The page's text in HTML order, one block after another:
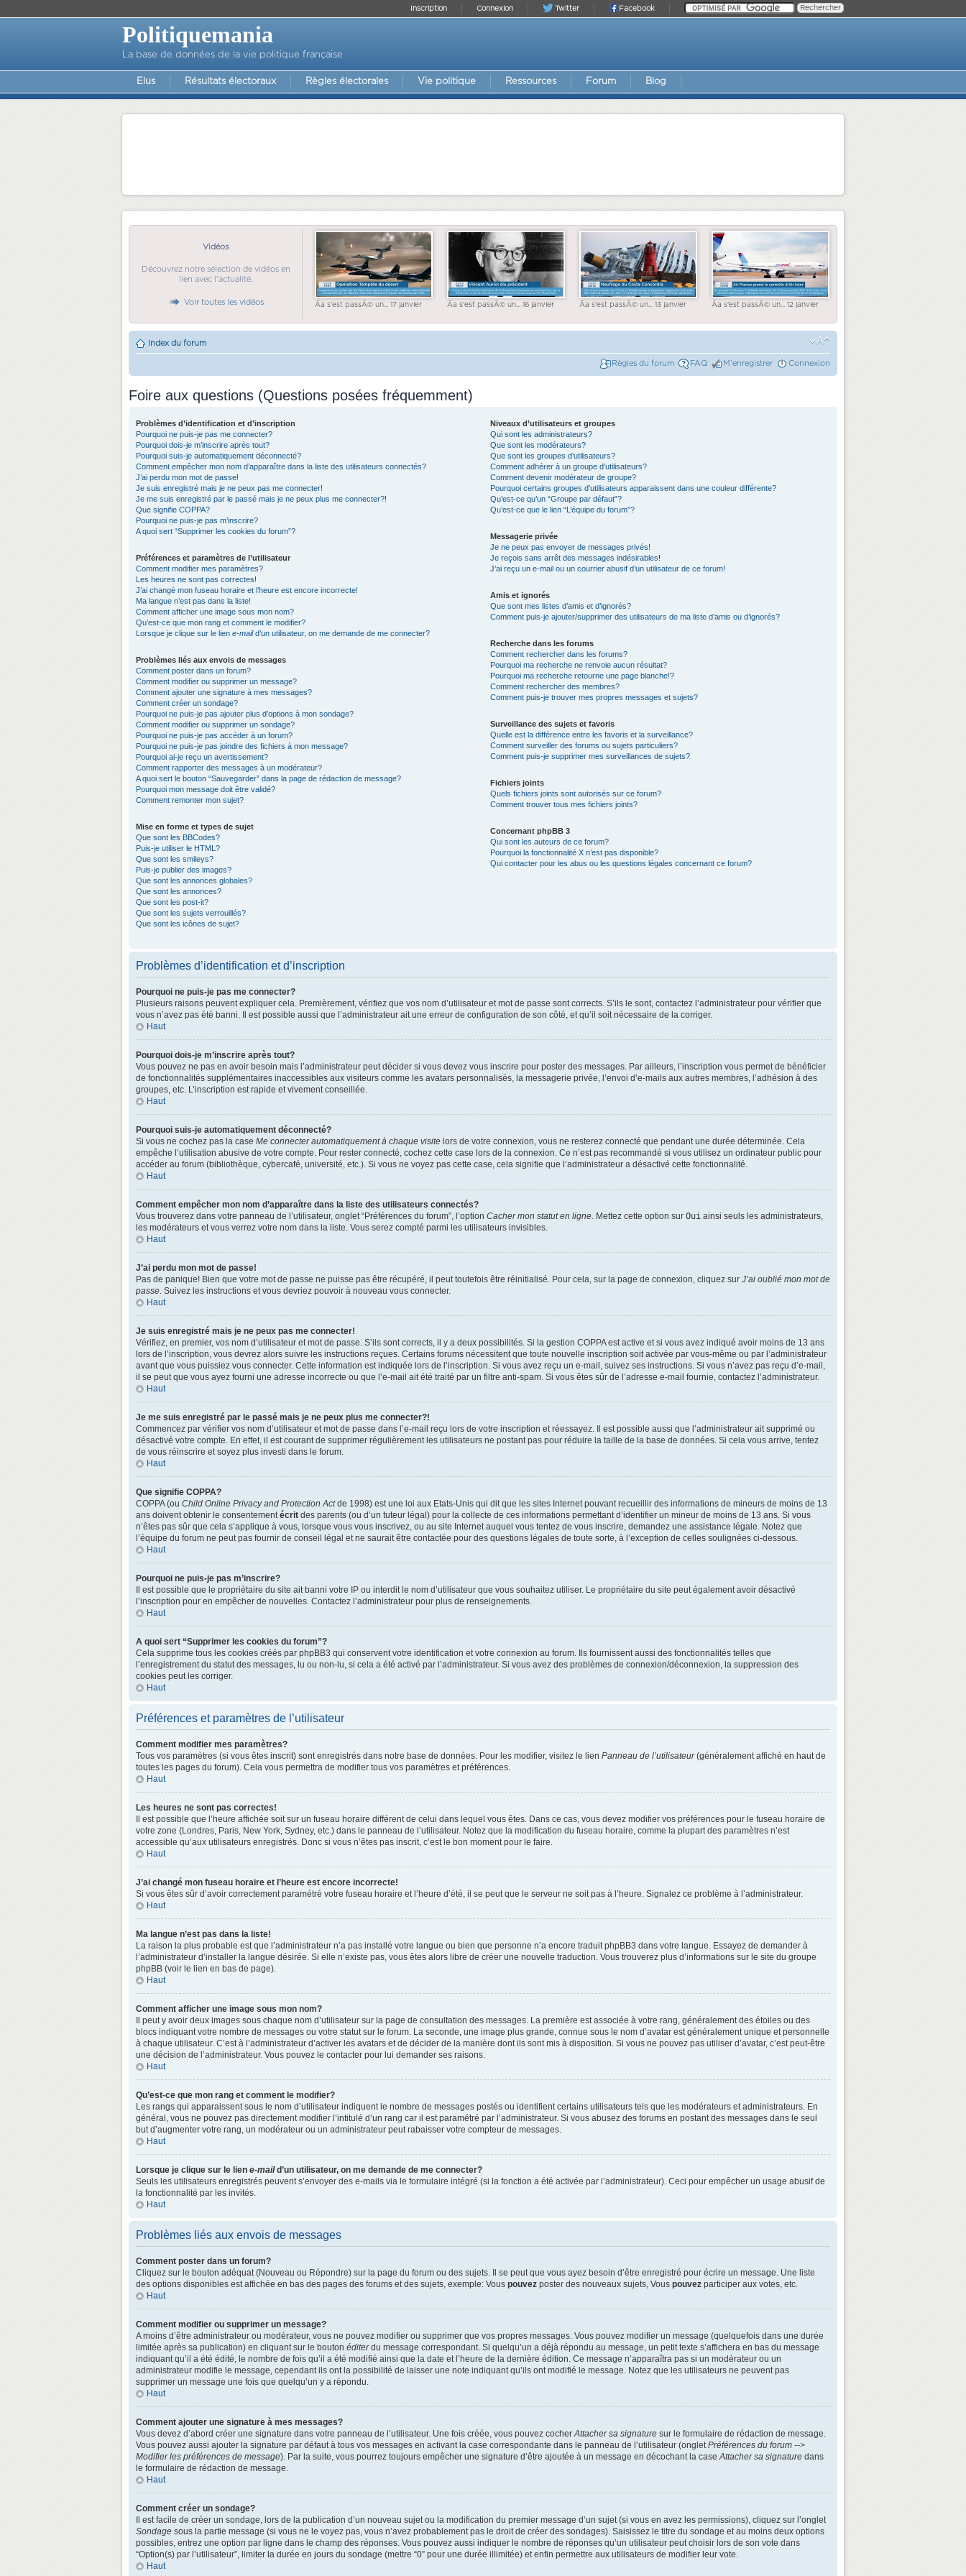
Facebook
Twitter
Connexion
Inscription
Politiquemania
La base de données de la vie politique française
Elus Résultats électoraux Règles électorales Vie politique Ressources Forum Blog
Vidéos
Découvrez notre sélection de vidéos en
lien avec l'actualité.
Voir toutes les vidéos Ãa s'est passÃ© un... 17 janvier Ãa s'est passÃ© un... 16 janvier Ãa s'est passÃ© un... 13 janvier Ãa s'est passÃ© un... 12 janvier
Index du forum
Règles du forum FAQ M’enregistrer Connexion
Foire aux questions (Questions posées fréquemment)
Problèmes d’identification et d’inscription
Pourquoi ne puis-je pas me connecter?
Pourquoi dois-je m’inscrire après tout?
Pourquoi suis-je automatiquement déconnecté?
Comment empêcher mon nom d’apparaître dans la liste des utilisateurs connectés?
J’ai perdu mon mot de passe!
Je suis enregistré mais je ne peux pas me connecter!
Je me suis enregistré par le passé mais je ne peux plus me connecter?!
Que signifie COPPA?
Pourquoi ne puis-je pas m’inscrire?
A quoi sert “Supprimer les cookies du forum”?
Préférences et paramètres de l’utilisateur
Comment modifier mes paramètres?
Les heures ne sont pas correctes!
J’ai changé mon fuseau horaire et l’heure est encore incorrecte!
Ma langue n’est pas dans la liste!
Comment afficher une image sous mon nom?
Qu’est-ce que mon rang et comment le modifier?
Lorsque je clique sur le lien e-maild’un utilisateur, on me demande de me connecter?
Problèmes liés aux envois de messages
Comment poster dans un forum?
Comment modifier ou supprimer un message?
Comment ajouter une signature à mes messages?
Comment créer un sondage?
Pourquoi ne puis-je pas ajouter plus d’options à mon sondage?
Comment modifier ou supprimer un sondage?
Pourquoi ne puis-je pas accéder à un forum?
Pourquoi ne puis-je pas joindre des fichiers à mon message?
Pourquoi ai-je reçu un avertissement?
Comment rapporter des messages à un modérateur?
A quoi sert le bouton “Sauvegarder” dans la page de rédaction de message?
Pourquoi mon message doit être validé?
Comment remonter mon sujet?
Mise en forme et types de sujet
Que sont les BBCodes?
Puis-je utiliser le HTML?
Que sont les smileys?
Puis-je publier des images?
Que sont les annonces globales?
Que sont les annonces?
Que sont les post-it?
Que sont les sujets verrouillés?
Que sont les icônes de sujet?
Niveaux d’utilisateurs et groupes
Qui sont les administrateurs?
Que sont les modérateurs?
Que sont les groupes d’utilisateurs?
Comment adhérer à un groupe d’utilisateurs?
Comment devenir modérateur de groupe?
Pourquoi certains groupes d’utilisateurs apparaissent dans une couleur différente?
Qu’est-ce qu’un “Groupe par défaut”?
Qu’est-ce que le lien “L’équipe du forum”?
Messagerie privée
Je ne peux pas envoyer de messages privés!
Je reçois sans arrêt des messages indésirables!
J’ai reçu un e-mail ou un courrier abusif d’un utilisateur de ce forum!
Amis et ignorés
Que sont mes listes d’amis et d’ignorés?
Comment puis-je ajouter/supprimer des utilisateurs de ma liste d’amis ou d’ignorés?
Recherche dans les forums
Comment rechercher dans les forums?
Pourquoi ma recherche ne renvoie aucun résultat?
Pourquoi ma recherche retourne une page blanche!?
Comment rechercher des membres?
Comment puis-je trouver mes propres messages et sujets?
Surveillance des sujets et favoris
Quelle est la différence entre les favoris et la surveillance?
Comment surveiller des forums ou sujets particuliers?
Comment puis-je supprimer mes surveillances de sujets?
Fichiers joints
Quels fichiers joints sont autorisés sur ce forum?
Comment trouver tous mes fichiers joints?
Concernant phpBB 3
Qui sont les auteurs de ce forum?
Pourquoi la fonctionnalité X n’est pas disponible?
Qui contacter pour les abus ou les questions légales concernant ce forum?
Problèmes d’identification et d’inscription
Pourquoi ne puis-je pas me connecter?
Plusieurs raisons peuvent expliquer cela. Premièrement, vérifiez que vos nom d’utilisateur et mot de passe sont corrects. S’ils le sont, contactez l’administrateur pour vérifier que
vous n’avez pas été banni. Il est possible aussi que l’administrateur ait une erreur de configuration de son côté, et qu’il soit nécessaire de la corriger.
Haut
Pourquoi dois-je m’inscrire après tout?
Vous pouvez ne pas en avoir besoin mais l’administrateur peut décider si vous devez vous inscrire pour poster des messages. Par ailleurs, l’inscription vous permet de bénéficier
de fonctionnalités supplémentaires inaccessibles aux visiteurs comme les avatars personnalisés, la messagerie privée, l’envoi d’e-mails aux autres membres, l’adhésion à des
groupes, etc. L’inscription est rapide et vivement conseillée.
Haut
Pourquoi suis-je automatiquement déconnecté?
Si vous ne cochez pas la case Me connecter automatiquement à chaque visite lors de votre connexion, vous ne resterez connecté que pendant une durée déterminée. Cela
empêche l’utilisation abusive de votre compte. Pour rester connecté, cochez cette case lors de la connexion. Ce n’est pas recommandé si vous utilisez un ordinateur public pour
accéder au forum (bibliothèque, cybercafé, université, etc.). Si vous ne voyez pas cette case, cela signifie que l’administrateur a désactivé cette fonctionnalité.
Haut
Comment empêcher mon nom d’apparaître dans la liste des utilisateurs connectés?
Vous trouverez dans votre panneau de l’utilisateur, onglet “Préférences du forum”, l’option Cacher mon statut en ligne. Mettez cette option sur Oui ainsi seuls les administrateurs,
les modérateurs et vous verrez votre nom dans la liste. Vous serez compté parmi les utilisateurs invisibles.
Haut
J’ai perdu mon mot de passe!
Pas de panique! Bien que votre mot de passe ne puisse pas être récupéré, il peut toutefois être réinitialisé. Pour cela, sur la page de connexion, cliquez sur J’ai oublié mon mot de
passe. Suivez les instructions et vous devriez pouvoir à nouveau vous connecter.
Haut
Je suis enregistré mais je ne peux pas me connecter!
Vérifiez, en premier, vos nom d’utilisateur et mot de passe. S’ils sont corrects, il y a deux possibilités. Si la gestion COPPA est active et si vous avez indiqué avoir moins de 13 ans
lors de l’inscription, vous devrez alors suivre les instructions reçues. Certains forums nécessitent que toute nouvelle inscription soit activée par vous-même ou par l’administrateur
avant que vous puissiez vous connecter. Cette information est indiquée lors de l’inscription. Si vous avez reçu un e-mail, suivez ses instructions. Si vous n’avez pas reçu d’e-mail,
il se peut que vous ayez fourni une adresse incorrecte ou que l’e-mail ait été traité par un filtre anti-spam. Si vous êtes sûr de l’adresse e-mail fournie, contactez l’administrateur.
Haut
Je me suis enregistré par le passé mais je ne peux plus me connecter?!
Commencez par vérifier vos nom d’utilisateur et mot de passe dans l’e-mail reçu lors de votre inscription et réessayez. Il est possible aussi que l’administrateur ait supprimé ou
désactivé votre compte. En effet, il est courant de supprimer régulièrement les utilisateurs ne postant pas pour réduire la taille de la base de données. Si cela vous arrive, tentez
de vous réinscrire et soyez plus investi dans le forum.
Haut
Que signifie COPPA?
COPPA (ou Child Online Privacy and Protection Actde 1998) est une loi aux Etats-Unis qui dit que les sites Internet pouvant recueillir des informations de mineurs de moins de 13
ans doivent obtenir le consentementécrit des parents (ou d’un tuteur légal) pour la collecte de ces informations permettant d’identifier un mineur de moins de 13 ans. Si vous
n’êtes pas sûr que cela s’applique à vous, lorsque vous vous inscrivez, ou au site Internet auquel vous tentez de vous inscrire, demandez une assistance légale. Notez que
l’équipe du forum ne peut pas fournir de conseil légal et ne saurait être contactée pour des questions légales de toute sorte, à l’exception de celles soulignées ci-dessous.
Haut
Pourquoi ne puis-je pas m’inscrire?
Il est possible que le propriétaire du site ait banni votre IP ou interdit le nom d’utilisateur que vous souhaitez utiliser. Le propriétaire du site peut également avoir désactivé
l’inscription pour en empêcher de nouvelles. Contactez l’administrateur pour plus de renseignements.
Haut
A quoi sert “Supprimer les cookies du forum”?
Cela supprime tous les cookies créés par phpBB3 qui conservent votre identification et votre connexion au forum. Ils fournissent aussi des fonctionnalités telles que
l’enregistrement du statut des messages, lu ou non-lu, si cela a été activé par l’administrateur. Si vous avez des problèmes de connexion/déconnexion, la suppression des
cookies peut les corriger.
Haut
Préférences et paramètres de l’utilisateur
Comment modifier mes paramètres?
Tous vos paramètres (si vous êtes inscrit) sont enregistrés dans notre base de données. Pour les modifier, visitez le lien Panneau de l’utilisateur(généralement affiché en haut de
toutes les pages du forum). Cela vous permettra de modifier tous vos paramètres et préférences.
Haut
Les heures ne sont pas correctes!
Il est possible que l’heure affichée soit sur un fuseau horaire différent de celui dans lequel vous êtes. Dans ce cas, vous devez modifier vos préférences pour le fuseau horaire de
votre zone (Londres, Paris, New York, Sydney, etc.) dans le panneau de l’utilisateur. Notez que la modification du fuseau horaire, comme la plupart des paramètres n’est
accessible qu’aux utilisateurs enregistrés. Donc si vous n’êtes pas inscrit, c’est le bon moment pour le faire.
Haut
J’ai changé mon fuseau horaire et l’heure est encore incorrecte!
Si vous êtes sûr d’avoir correctement paramétré votre fuseau horaire et l’heure d’été, il se peut que le serveur ne soit pas à l’heure. Signalez ce problème à l’administrateur.
Haut
Ma langue n’est pas dans la liste!
La raison la plus probable est que l’administrateur n’a pas installé votre langue ou bien que personne n’a encore traduit phpBB3 dans votre langue. Essayez de demander à
l’administrateur d’installer la langue désirée. Si elle n’existe pas, vous êtes alors libre de créer une nouvelle traduction. Vous trouverez plus d’informations sur le site du groupe
phpBB (voir le lien en bas de page).
Haut
Comment afficher une image sous mon nom?
Il peut y avoir deux images sous chaque nom d’utilisateur sur la page de consultation des messages. La première est associée à votre rang, généralement des étoiles ou des
blocs indiquant votre nombre de messages ou votre statut sur le forum. La seconde, une image plus grande, connue sous le nom d’avatar est généralement unique et personnelle
à chaque utilisateur. C’est à l’administrateur d’activer les avatars et de décider de la manière dont ils sont mis à disposition. Si vous ne pouvez pas utiliser d’avatar, c’est peut-être
une décision de l’administrateur. Vous pouvez le contacter pour lui demander ses raisons.
Haut
Qu’est-ce que mon rang et comment le modifier?
Les rangs qui apparaissent sous le nom d’utilisateur indiquent le nombre de messages postés ou identifient certains utilisateurs tels que les modérateurs et administrateurs. En
général, vous ne pouvez pas directement modifier l’intitulé d’un rang car il est paramétré par l’administrateur. Si vous abusez des forums en postant des messages dans le seul
but d’augmenter votre rang, un modérateur ou un administrateur peut rabaisser votre compteur de messages.
Haut
Lorsque je clique sur le lien e-maild’un utilisateur, on me demande de me connecter?
Seuls les utilisateurs enregistrés peuvent s’envoyer des e-mails via le formulaire intégré (si la fonction a été activée par l’administrateur). Ceci pour empêcher un usage abusif de
la fonctionnalité par les invités.
Haut
Problèmes liés aux envois de messages
Comment poster dans un forum?
Cliquez sur le bouton adéquat (Nouveau ou Répondre) sur la page du forum ou des sujets. Il se peut que vous ayez besoin d’être enregistré pour écrire un message. Une liste
des options disponibles est affichée en bas des pages des forums et des sujets, exemple: Vous pouvez poster des nouveaux sujets, Vous pouvez participer aux votes, etc.
Haut
Comment modifier ou supprimer un message?
A moins d’être administrateur ou modérateur, vous ne pouvez modifier ou supprimer que vos propres messages. Vous pouvez modifier un message (quelquefois dans une durée
limitée après sa publication) en cliquant sur le bouton éditerdu message correspondant. Si quelqu’un a déjà répondu au message, un petit texte s’affichera en bas du message
indiquant qu’il a été édité, le nombre de fois qu’il a été modifié ainsi que la date et l’heure de la dernière édition. Ce message n’apparaîtra pas si un modérateur ou un
administrateur modifie le message, cependant ils ont la possibilité de laisser une note indiquant qu’ils ont modifié le message. Notez que les utilisateurs ne peuvent pas
supprimer un message une fois que quelqu’un y a répondu.
Haut
Comment ajouter une signature à mes messages?
Vous devez d’abord créer une signature dans votre panneau de l’utilisateur. Une fois créée, vous pouvez cocherAttacher sa signature sur le formulaire de rédaction de message.
Vous pouvez aussi ajouter la signature par défaut à tous vos messages en activant la case correspondante dans le panneau de l’utilisateur (ongletPréférences du forum -->
Modifier les préférences de message). Par la suite, vous pourrez toujours empêcher une signature d’être ajoutée à un message en décochant la caseAttacher sa signature dans
le formulaire de rédaction de message.
Haut
Comment créer un sondage?
Il est facile de créer un sondage, lors de la publication d’un nouveau sujet ou la modification du premier message d’un sujet (si vous en avez les permissions), cliquez sur l’onglet
Sondage sous la partie message (si vous ne le voyez pas, vous n’avez probablement pas le droit de créer des sondages). Saisissez le titre du sondage et au moins deux options
possibles, entrez une option par ligne dans le champ des réponses. Vous pouvez aussi indiquer le nombre de réponses qu’un utilisateur peut choisir lors de son vote dans
“Option(s) par l’utilisateur”, limiter la durée en jours du sondage (mettre “0” pour une durée illimitée) et enfin permettre aux utilisateurs de modifier leur vote.
Haut